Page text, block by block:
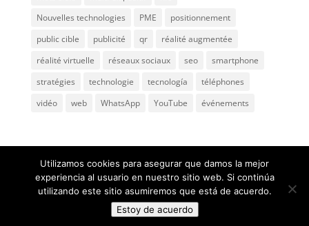
Nouvelles technologies
PME
positionnement
public cible
publicité qr
réalité augmentée
réalité virtuelle
réseaux sociaux seo
smartphone
stratégies
technologie tecnología
téléphones
vidéo
web WhatsApp YouTube événements
@ 2005ComunicaGeniaTeléfono: 618731898 |Mapa
Privacidad y aviso legal
Utilizamos cookies para asegurar que damos la mejor
experiencia al usuario en nuestro sitio web. Si continúa
utilizando este sitio asumiremos que está de acuerdo.
Estoy de acuerdo